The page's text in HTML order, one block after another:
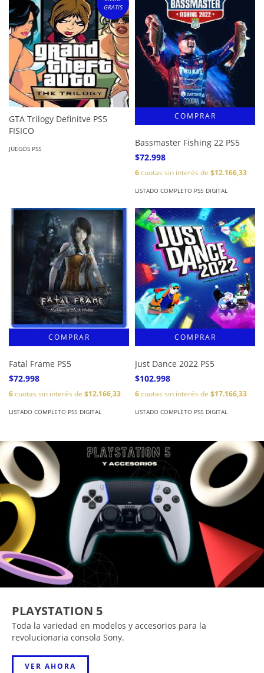
GRATIS
GTA Trilogy Definitve PS5
FISICO
JUEGOS PS5
Bassmaster Fishing 22 PS5
$72.998
6cuotas sin interés de $12.166,33
LISTADO COMPLETO PS5 DIGITAL
Fatal Frame PS5
$72.998
6cuotas sin interés de $12.166,33
LISTADO COMPLETO PS5 DIGITAL
Just Dance 2022 PS5
$102.998
6cuotas sin interés de $17.166,33
LISTADO COMPLETO PS5 DIGITAL
PLAYSTATION 5
Toda la variedad en modelos y accesorios para la
revolucionaria consola Sony.
VER AHORA